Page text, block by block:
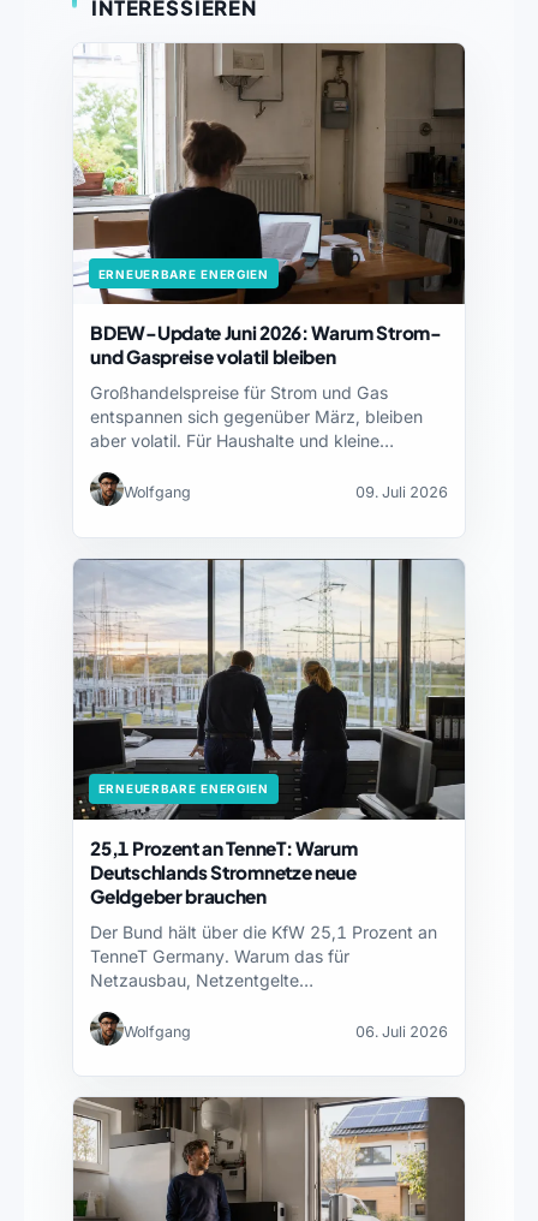
INTERESSIEREN
ERNEUERBARE ENERGIEN
BDEW-Update Juni 2026: Warum Strom-
und Gaspreise volatil bleiben
Großhandelspreise für Strom und Gas
entspannen sich gegenüber März, bleiben
aber volatil. Für Haushalte und kleine…
Wolfgang 09. Juli 2026
ERNEUERBARE ENERGIEN
25,1 Prozent an TenneT: Warum
Deutschlands Stromnetze neue
Geldgeber brauchen
Der Bund hält über die KfW 25,1 Prozent an
TenneT Germany. Warum das für
Netzausbau, Netzentgelte…
Wolfgang 06. Juli 2026